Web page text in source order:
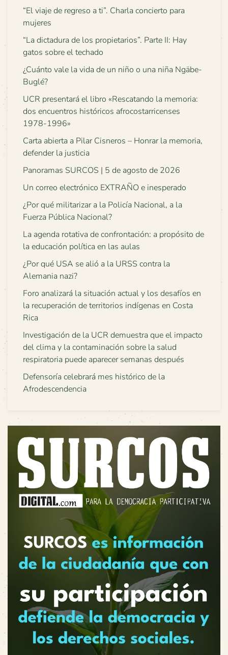
“El viaje de regreso a ti”. Charla concierto para
mujeres
“La dictadura de los propietarios”. Parte II: Hay
gatos sobre el techado
¿Cuánto vale la vida de un niño o una niña Ngäbe-
Buglé?
UCR presentará el libro «Rescatando la memoria:
dos encuentros históricos afrocostarricenses
1978-1996»
Carta abierta a Pilar Cisneros – Honrar la memoria,
defender la justicia
Panoramas SURCOS | 5 de agosto de 2026
Un correo electrónico EXTRAÑO e inesperado
¿Por qué militarizar a la Policía Nacional, a la
Fuerza Pública Nacional?
La agenda rotativa de confrontación: a propósito de
la educación política en las aulas
¿Por qué USA se alió a la URSS contra la
Alemania nazi?
Foro analizará la situación actual y los desafíos en
la recuperación de territorios indígenas en Costa
Rica
Investigación de la UCR demuestra que el impacto
del clima y la contaminación sobre la salud
respiratoria puede aparecer semanas después
Defensoría celebrará mes histórico de la
Afrodescendencia